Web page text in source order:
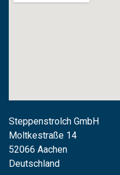
Steppenstrolch GmbH
Moltkestraße 14
52066 Aachen
Deutschland